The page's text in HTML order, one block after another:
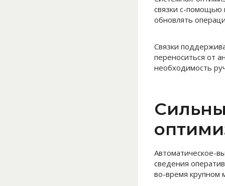
связки с-помощью
обновлять
Связки
переноситься от
необходимость
Автоматическое-
сведения
во-время крупном